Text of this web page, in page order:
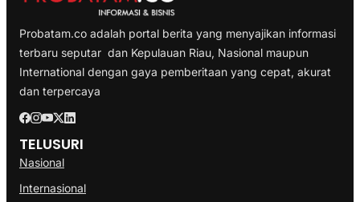
Probatam.co adalah portal berita yang menyajikan informasi
terbaru seputar dan Kepulauan Riau, Nasional maupun
International dengan gaya pemberitaan yang cepat, akurat
dan terpercaya
TELUSURI
Nasional
Internasional